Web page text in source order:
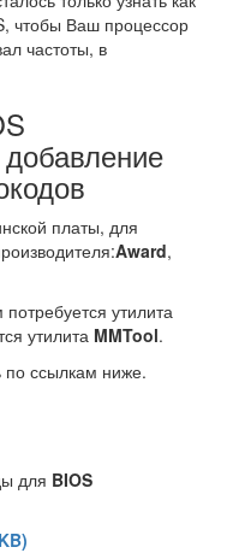
чтобы Ваш процессор
частоты, в
платы, для
Award,
утилита
утилита MMTool.
по ссылкам ниже.
для BIOS